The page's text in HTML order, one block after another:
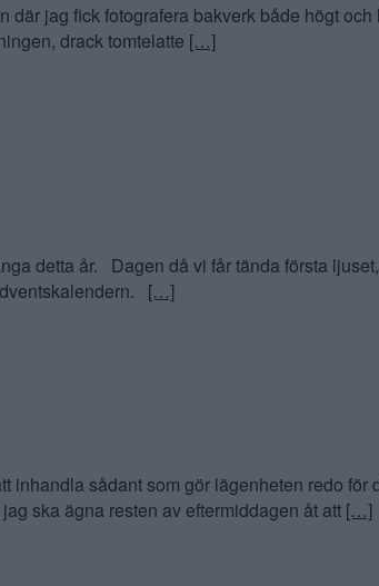
jag fick fotografera bakverk både högt och
drack tomtelatte […]
detta år. Dagen då vi får tända första
[…]
sådant som gör lägenheten redo för
ska ägna resten av eftermiddagen åt att […]